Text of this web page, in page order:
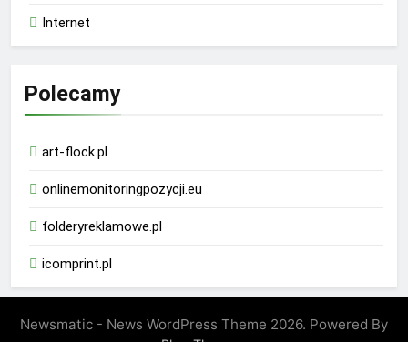
Internet
Polecamy
art-flock.pl
onlinemonitoringpozycji.eu
folderyreklamowe.pl
icomprint.pl
Newsmatic - News WordPress Theme 2026. Powered By